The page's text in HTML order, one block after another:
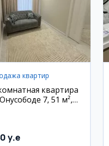
квартир
квартира
7, 51 м²,
y.e